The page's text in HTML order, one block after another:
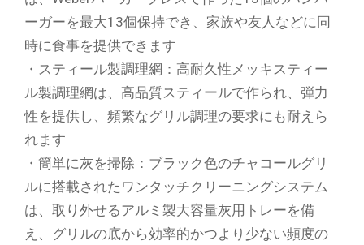
ーガーを最大13個保持でき、家族や友人などに同
時に食事を提供できます
・スティール製調理網：高耐久性メッキスティー
ル製調理網は、高品質スティールで作られ、弾力
性を提供し、頻繁なグリル調理の要求にも耐えら
れます
・簡単に灰を掃除：ブラック色のチャコールグリ
ルに搭載されたワンタッチクリーニングシステム
は、取り外せるアルミ製大容量灰用トレーを備
え、グリルの底から効率的かつより少ない頻度の